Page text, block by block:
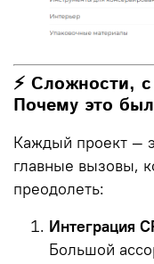
⚡ Сложности,
Почему это
Каждый проект —
главные вызовы,
преодолеть:
Интеграция
Большой